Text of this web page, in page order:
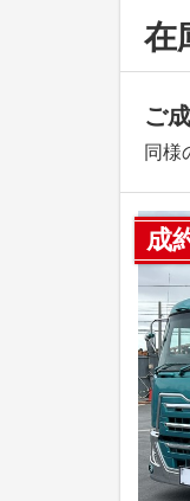
在
ご
同様
成